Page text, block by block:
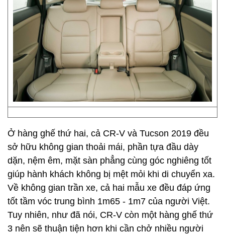
Ở hàng ghế thứ hai, cả CR-V và Tucson 2019 đều
sở hữu không gian thoải mái, phần tựa đầu dày
dặn, nệm êm, mặt sàn phẳng cùng góc nghiêng tốt
giúp hành khách không bị mệt mỏi khi di chuyển xa.
Về không gian trần xe, cả hai mẫu xe đều đáp ứng
tốt tầm vóc trung bình 1m65 - 1m7 của người Việt.
Tuy nhiên, như đã nói, CR-V còn một hàng ghế thứ
3 nên sẽ thuận tiện hơn khi cần chở nhiều người